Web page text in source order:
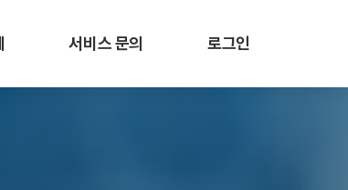
서비스 문의 로그인